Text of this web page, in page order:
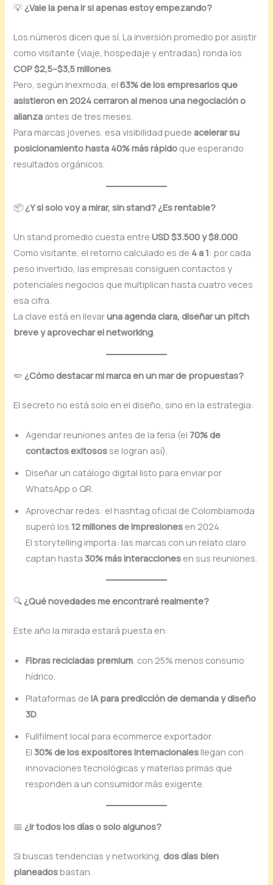
💡 ¿Vale la pena ir si apenas estoy empezando?
Los números dicen que sí. La inversión promedio por asistir
como visitante (viaje, hospedaje y entradas) ronda los
COP $2,5–$3,5 millones
Pero, según Inexmoda, el63% de los empresarios que
asistieron en 2024 cerraron al menos una negociación o
alianza antes de tres meses.
Para marcas jóvenes, esa visibilidad puedeacelerar su
posicionamiento hasta 40% más rápido que esperando
resultados orgánicos.
📦 ¿Y si solo voy a mirar, sin stand? ¿Es rentable?
Un stand promedio cuesta entreUSD $3.500 y $8.000
Como visitante, el retorno calculado es de 4 a 1: por cada
peso invertido, las empresas consiguen contactos y
potenciales negocios que multiplican hasta cuatro veces
esa cifra.
La clave está en llevaruna agenda clara, diseñar un pitch
breve y aprovechar el networking
✏️¿Cómo destacar mi marca en un mar de propuestas?
El secreto no está solo en el diseño, sino en la estrategia:
Agendar reuniones antes de la feria (el 70% de
contactos exitosos se logran así).
Diseñar un catálogo digital listo para enviar por
WhatsApp o QR.
Aprovechar redes: el hashtag oficial de Colombiamoda
superó los12 millones de impresiones en 2024.
El storytelling importa: las marcas con un relato claro
captan hasta30% más interacciones en sus reuniones.
🔍¿Qué novedades me encontraré realmente?
Este año la mirada estará puesta en:
Fibras recicladas premium, con 25% menos consumo
hídrico.
Plataformas deIA para predicción de demanda y diseño
3D.
Fullfilment local para ecommerce exportador.
El30% de los expositores internacionales llegan con
innovaciones tecnológicas y materias primas que
responden a un consumidor más exigente.
📅¿Ir todos los días o solo algunos?
Si buscas tendencias y networking,dos días bien
planeadosbastan.